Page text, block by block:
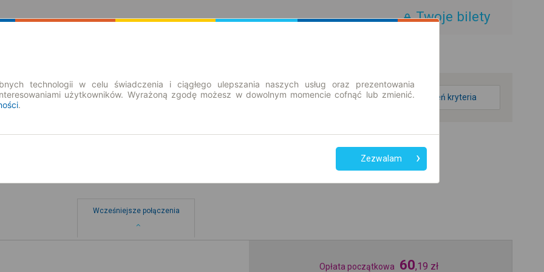
Twoje bilety
zmień kryteria
Wcześniejsze połączenia
Opłata początkowa 60,19 zł
technologii w celu świadczenia i ciągłego ulepszania naszych usług oraz prezentowania
użytkowników. Wyrażoną zgodę możesz w dowolnym momencie cofnąć lub zmienić.
.
Zezwalam